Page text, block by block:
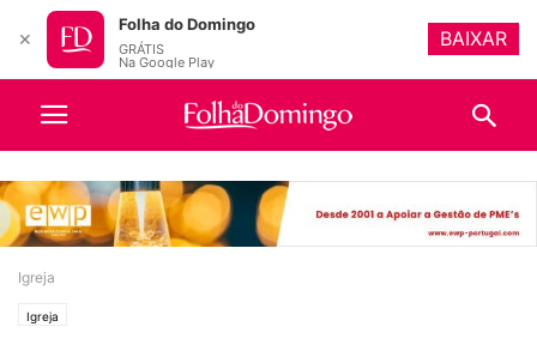
Igreja
Igreja
✕
Folha do Domingo
GRÁTIS
Na Google Play
BAIXAR